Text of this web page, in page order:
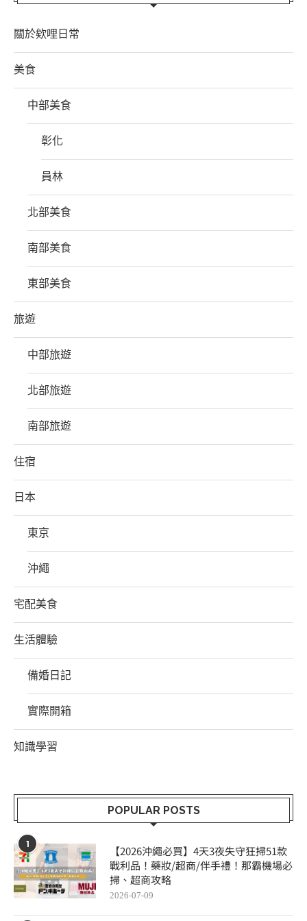
關於欸哩日常
美食
中部美食
彰化
員林
北部美食
南部美食
東部美食
旅遊
中部旅遊
北部旅遊
南部旅遊
住宿
日本
東京
沖繩
宅配美食
生活體驗
備婚日記
實際開箱
知識學習
POPULAR POSTS
1
【2026沖繩必買】4天3夜失守狂掃51款
戰利品！藥妝/超商/伴手禮！那霸機場必
掃、超商攻略
2026-07-09